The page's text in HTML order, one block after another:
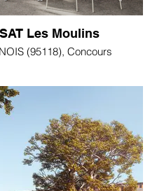
Les Moulins
(95118), Concours